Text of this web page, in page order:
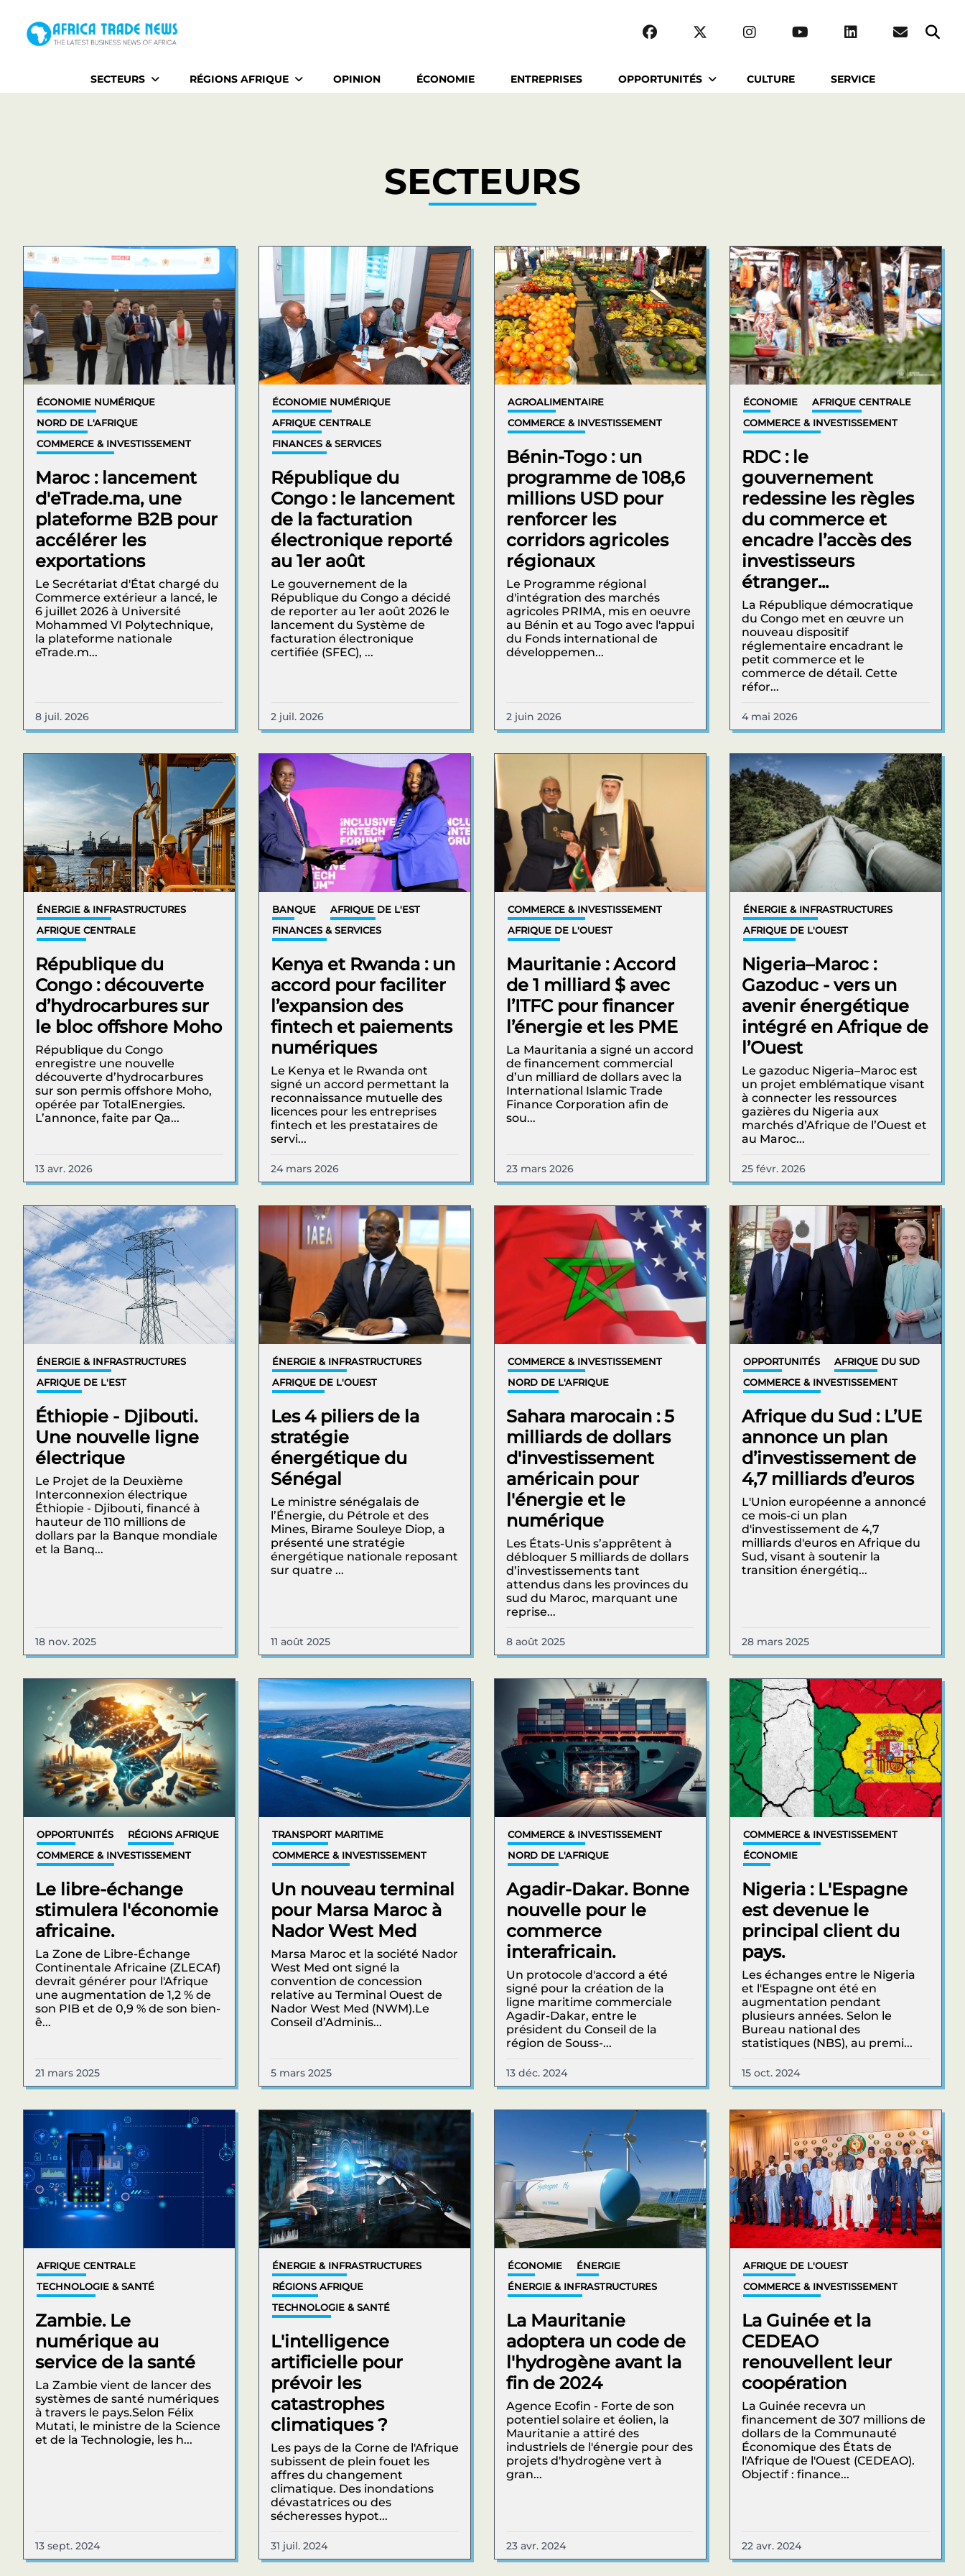
SECTEURS RÉGIONS AFRIQUE OPINION ÉCONOMIE ENTREPRISES OPPORTUNITÉS CULTURE SERVICE
SECTEURS
ÉCONOMIE NUMÉRIQUE
NORD DE L'AFRIQUE
COMMERCE & INVESTISSEMENT
Maroc : lancement
d'eTrade.ma, une
plateforme B2B pour
accélérer les
exportations
Le Secrétariat d'État chargé du
Commerce extérieur a lancé, le
6 juillet 2026 à Université
Mohammed VI Polytechnique,
la plateforme nationale
eTrade.m...
8 juil. 2026
ÉCONOMIE NUMÉRIQUE
AFRIQUE CENTRALE
FINANCES & SERVICES
République du
Congo : le lancement
de la facturation
électronique reporté
au 1er août
Le gouvernement de la
République du Congo a décidé
de reporter au 1er août 2026 le
lancement du Système de
facturation électronique
certifiée (SFEC), ...
2 juil. 2026
AGROALIMENTAIRE
COMMERCE & INVESTISSEMENT
Bénin-Togo : un
programme de 108,6
millions USD pour
renforcer les
corridors agricoles
régionaux
Le Programme régional
d'intégration des marchés
agricoles PRIMA, mis en oeuvre
au Bénin et au Togo avec l'appui
du Fonds international de
développemen...
2 juin 2026
ÉCONOMIE
AFRIQUE CENTRALE
COMMERCE & INVESTISSEMENT
RDC : le
gouvernement
redessine les règles
du commerce et
encadre l’accès des
investisseurs
étranger...
La République démocratique
du Congo met en œuvre un
nouveau dispositif
réglementaire encadrant le
petit commerce et le
commerce de détail. Cette
réfor...
4 mai 2026
ÉNERGIE & INFRASTRUCTURES
AFRIQUE CENTRALE
République du
Congo : découverte
d’hydrocarbures sur
le bloc offshore Moho
République du Congo
enregistre une nouvelle
découverte d’hydrocarbures
sur son permis offshore Moho,
opérée par TotalEnergies.
L’annonce, faite par Qa...
13 avr. 2026
BANQUE
AFRIQUE DE L'EST
FINANCES & SERVICES
Kenya et Rwanda : un
accord pour faciliter
l’expansion des
fintech et paiements
numériques
Le Kenya et le Rwanda ont
signé un accord permettant la
reconnaissance mutuelle des
licences pour les entreprises
fintech et les prestataires de
servi...
24 mars 2026
COMMERCE & INVESTISSEMENT
AFRIQUE DE L'OUEST
Mauritanie : Accord
de 1 milliard $ avec
l’ITFC pour financer
l’énergie et les PME
La Mauritania a signé un accord
de financement commercial
d’un milliard de dollars avec la
International Islamic Trade
Finance Corporation afin de
sou...
23 mars 2026
ÉNERGIE & INFRASTRUCTURES
AFRIQUE DE L'OUEST
Nigeria–Maroc :
Gazoduc - vers un
avenir énergétique
intégré en Afrique de
l’Ouest
Le gazoduc Nigeria–Maroc est
un projet emblématique visant
à connecter les ressources
gazières du Nigeria aux
marchés d’Afrique de l’Ouest et
au Maroc...
25 févr. 2026
ÉNERGIE & INFRASTRUCTURES
AFRIQUE DE L'EST
Éthiopie - Djibouti.
Une nouvelle ligne
électrique
Le Projet de la Deuxième
Interconnexion électrique
Éthiopie - Djibouti, financé à
hauteur de 110 millions de
dollars par la Banque mondiale
et la Banq...
18 nov. 2025
ÉNERGIE & INFRASTRUCTURES
AFRIQUE DE L'OUEST
Les 4 piliers de la
stratégie
énergétique du
Sénégal
Le ministre sénégalais de
l’Énergie, du Pétrole et des
Mines, Birame Souleye Diop, a
présenté une stratégie
énergétique nationale reposant
sur quatre ...
11 août 2025
COMMERCE & INVESTISSEMENT
NORD DE L'AFRIQUE
Sahara marocain : 5
milliards de dollars
d'investissement
américain pour
l'énergie et le
numérique
Les États-Unis s’apprêtent à
débloquer 5 milliards de dollars
d’investissements tant
attendus dans les provinces du
sud du Maroc, marquant une
reprise...
8 août 2025
OPPORTUNITÉS
AFRIQUE DU SUD
COMMERCE & INVESTISSEMENT
Afrique du Sud : L’UE
annonce un plan
d’investissement de
4,7 milliards d’euros
L'Union européenne a annoncé
ce mois-ci un plan
d'investissement de 4,7
milliards d'euros en Afrique du
Sud, visant à soutenir la
transition énergétiq...
28 mars 2025
OPPORTUNITÉS
RÉGIONS AFRIQUE
COMMERCE & INVESTISSEMENT
Le libre-échange
stimulera l'économie
africaine.
La Zone de Libre-Échange
Continentale Africaine (ZLECAf)
devrait générer pour l'Afrique
une augmentation de 1,2 % de
son PIB et de 0,9 % de son bien-
ê...
21 mars 2025
TRANSPORT MARITIME
COMMERCE & INVESTISSEMENT
Un nouveau terminal
pour Marsa Maroc à
Nador West Med
Marsa Maroc et la société Nador
West Med ont signé la
convention de concession
relative au Terminal Ouest de
Nador West Med (NWM).Le
Conseil d’Adminis...
5 mars 2025
COMMERCE & INVESTISSEMENT
NORD DE L'AFRIQUE
Agadir-Dakar. Bonne
nouvelle pour le
commerce
interafricain.
Un protocole d'accord a été
signé pour la création de la
ligne maritime commerciale
Agadir-Dakar, entre le
président du Conseil de la
région de Souss-...
13 déc. 2024
COMMERCE & INVESTISSEMENT
ÉCONOMIE
Nigeria : L'Espagne
est devenue le
principal client du
pays.
Les échanges entre le Nigeria
et l'Espagne ont été en
augmentation pendant
plusieurs années. Selon le
Bureau national des
statistiques (NBS), au premi...
15 oct. 2024
AFRIQUE CENTRALE
TECHNOLOGIE & SANTÉ
Zambie. Le
numérique au
service de la santé
La Zambie vient de lancer des
systèmes de santé numériques
à travers le pays.Selon Félix
Mutati, le ministre de la Science
et de la Technologie, les h...
13 sept. 2024
ÉNERGIE & INFRASTRUCTURES
RÉGIONS AFRIQUE
TECHNOLOGIE & SANTÉ
L'intelligence
artificielle pour
prévoir les
catastrophes
climatiques ?
Les pays de la Corne de l'Afrique
subissent de plein fouet les
affres du changement
climatique. Des inondations
dévastatrices ou des
sécheresses hypot...
31 juil. 2024
ÉCONOMIE
ÉNERGIE
ÉNERGIE & INFRASTRUCTURES
La Mauritanie
adoptera un code de
l'hydrogène avant la
fin de 2024
Agence Ecofin - Forte de son
potentiel solaire et éolien, la
Mauritanie a attiré des
industriels de l'énergie pour des
projets d'hydrogène vert à
gran...
23 avr. 2024
AFRIQUE DE L'OUEST
COMMERCE & INVESTISSEMENT
La Guinée et la
CEDEAO
renouvellent leur
coopération
La Guinée recevra un
financement de 307 millions de
dollars de la Communauté
Économique des États de
l'Afrique de l'Ouest (CEDEAO).
Objectif : finance...
22 avr. 2024